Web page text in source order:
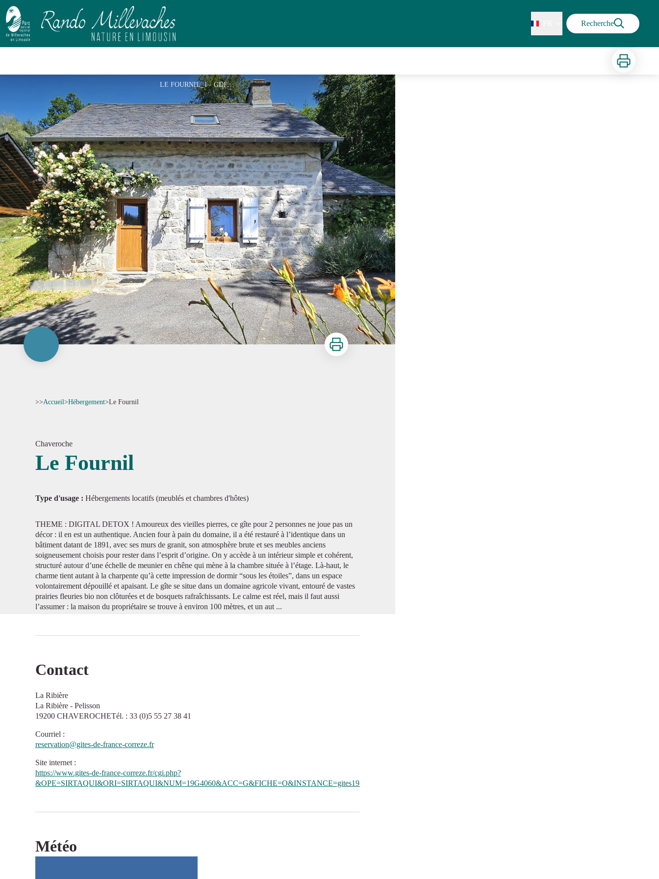
Recherche
Imprimer
LE FOURNIL_1 - GDF 19
Imprimer
>>Accueil>Hébergement>Le Fournil
Chaveroche
Le Fournil
Type d'usage : Hébergements locatifs (meublés et chambres d'hôtes)
THEME : DIGITAL DETOX ! Amoureux des vieilles pierres, ce gîte pour 2 personnes ne joue pas un
décor : il en est un authentique. Ancien four à pain du domaine, il a été restauré à l’identique dans un
bâtiment datant de 1891, avec ses murs de granit, son atmosphère brute et ses meubles anciens
soigneusement choisis pour rester dans l’esprit d’origine. On y accède à un intérieur simple et cohérent,
structuré autour d’une échelle de meunier en chêne qui mène à la chambre située à l’étage. Là-haut, le
charme tient autant à la charpente qu’à cette impression de dormir “sous les étoiles”, dans un espace
volontairement dépouillé et apaisant. Le gîte se situe dans un domaine agricole vivant, entouré de vastes
prairies fleuries bio non clôturées et de bosquets rafraîchissants. Le calme est réel, mais il faut aussi
l’assumer : la maison du propriétaire se trouve à environ 100 mètres, et un aut ...
Contact
La Ribière
La Ribière - Pelisson
19200 CHAVEROCHETél. : 33 (0)5 55 27 38 41
Courriel :
reservation@gites-de-france-correze.fr
Site internet :
https://www.gites-de-france-correze.fr/cgi.php?
&OPE=SIRTAQUI&ORI=SIRTAQUI&NUM=19G4060&ACC=G&FICHE=O&INSTANCE=gites19&
Météo